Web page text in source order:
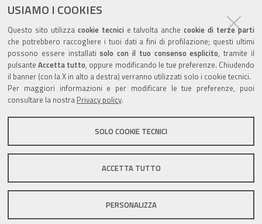
USIAMO I COOKIES
Questo sito utilizza cookie tecnici e talvolta anchecookie di terze parti
che potrebbero raccogliere i tuoi dati a fini di profilazione; questi ultimi
possono essere installatisolo con il tuo consenso esplicito, tramite il
pulsanteAccetta tutto, oppure modificando le tue preferenze. Chiudendo
il banner (con la X in alto a destra) verranno utilizzati solo i cookie tecnici.
Per maggiori informazioni e per modificare le tue preferenze, puoi
consultare la nostra Privacy policy.
SOLO COOKIE TECNICI
ACCETTA TUTTO
PERSONALIZZA
Trasparenza
Amministrazione trasparente
Note legali e copyright
Privacy e cookie
Gestisci i cookie
Dichiarazione di accessibilità
C.F. 800.625.903.79